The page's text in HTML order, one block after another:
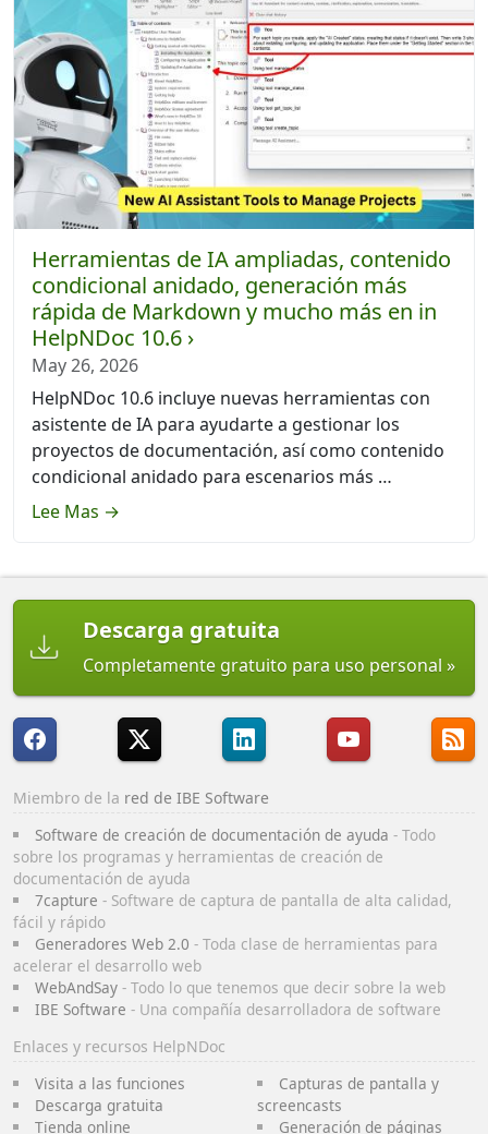
Herramientas de IA ampliadas, contenido
condicional anidado, generación más
rápida de Markdown y mucho más en in
HelpNDoc 10.6 ›
May 26, 2026
HelpNDoc 10.6 incluye nuevas herramientas con
asistente de IA para ayudarte a gestionar los
proyectos de documentación, así como contenido
condicional anidado para escenarios más …
Lee Mas →
Descarga gratuita
Completamente gratuito para uso personal
Miembro de la red de IBE Software
Software de creación de documentación de ayuda - Todo
sobre los programas y herramientas de creación de
documentación de ayuda
7capture - Software de captura de pantalla de alta calidad,
fácil y rápido
Generadores Web 2.0 - Toda clase de herramientas para
acelerar el desarrollo web
WebAndSay- Todo lo que tenemos que decir sobre la web
IBE Software - Una compañía desarrolladora de software
Enlaces y recursos HelpNDoc
Visita a las funciones
Descarga gratuita
Tienda online
Capturas de pantalla y
screencasts
Generación de páginas